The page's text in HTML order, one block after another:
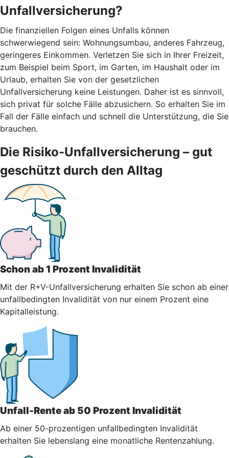
Unfallversicherung?
Die finanziellen Folgen eines Unfalls können
schwerwiegend sein: Wohnungsumbau, anderes Fahrzeug,
geringeres Einkommen. Verletzen Sie sich in Ihrer Freizeit,
zum Beispiel beim Sport, im Garten, im Haushalt oder im
Urlaub, erhalten Sie von der gesetzlichen
Unfallversicherung keine Leistungen. Daher ist es sinnvoll,
sich privat für solche Fälle abzusichern. So erhalten Sie im
Fall der Fälle einfach und schnell die Unterstützung, die Sie
brauchen.
Die Risiko-Unfallversicherung – gut
geschützt durch den Alltag
Schon ab 1 Prozent Invalidität
Mit der R+V-Unfallversicherung erhalten Sie schon ab einer
unfallbedingten Invalidität von nur einem Prozent eine
Kapitalleistung.
Unfall-Rente ab 50 Prozent Invalidität
Ab einer 50-prozentigen unfallbedingten Invalidität
erhalten Sie lebenslang eine monatliche Rentenzahlung.